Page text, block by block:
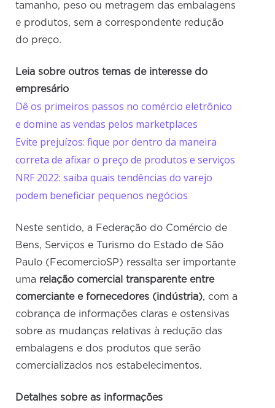
tamanho, peso ou metragem das embalagens
e produtos, sem a correspondente redução
do preço.
Leia sobre outros temas de interesse do
empresário
Dê os primeiros passos no comércio eletrônico
e domine as vendas pelos marketplaces
Evite prejuízos: fique por dentro da maneira
correta de afixar o preço de produtos e serviços
NRF 2022: saiba quais tendências do varejo
podem beneficiar pequenos negócios
Neste sentido, a Federação do Comércio de
Bens, Serviços e Turismo do Estado de São
Paulo (FecomercioSP) ressalta ser importante
uma relação comercial transparente entre
comerciante e fornecedores (indústria), com a
cobrança de informações claras e ostensivas
sobre as mudanças relativas à redução das
embalagens e dos produtos que serão
comercializados nos estabelecimentos.
Detalhes sobre as informações